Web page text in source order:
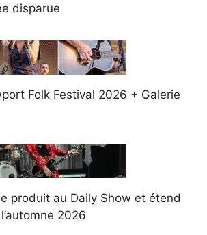
disparue
Folk Festival 2026 + Galerie
produit au Daily Show et étend
2026